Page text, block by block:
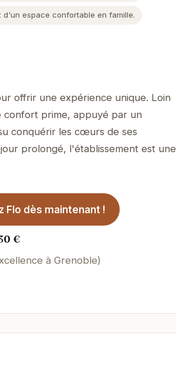
d'un espace confortable en famille.
offrir une expérience unique. Loin
confort prime, appuyé par un
conquérir les cœurs de ses
prolongé, l'établissement est une
Flo dès maintenant !
€
à Grenoble)